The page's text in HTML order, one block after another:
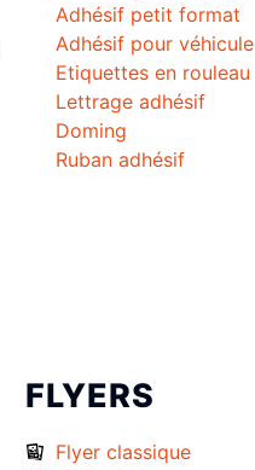
Adhésif petit format
Adhésif pour véhicule
Etiquettes en rouleau
Lettrage adhésif
Doming
Ruban adhésif
FLYERS
Flyer classique